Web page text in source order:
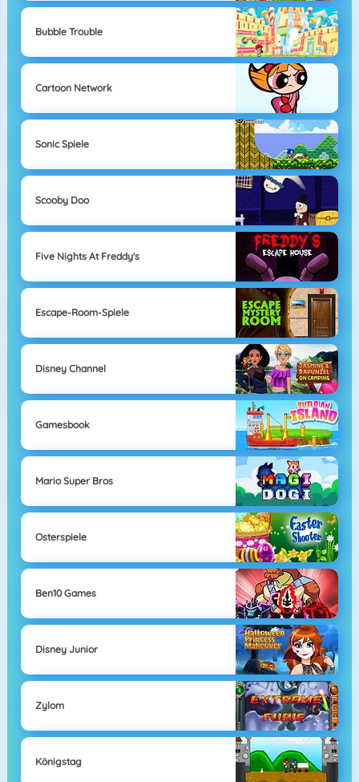
Bubble Trouble
Cartoon Network
Sonic Spiele
Scooby Doo
Five Nights At Freddy's
Escape-Room-Spiele
Disney Channel
Gamesbook
Mario Super Bros
Osterspiele
Ben10 Games
Disney Junior
Zylom
Königstag